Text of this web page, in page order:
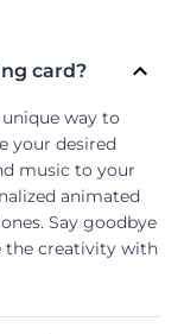
card?
way to
your desired
music to your
animated
Say goodbye
the creativity with